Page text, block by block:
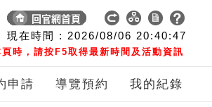
現在時間 : 2026/08/06 20:40:48
時，請按F5取得最新時間及活動資訊
申請 導覽預約 我的紀錄